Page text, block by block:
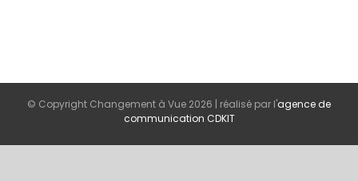
© Copyright Changement à Vue 2026 | réalisé par l'agence de
communication CDKIT